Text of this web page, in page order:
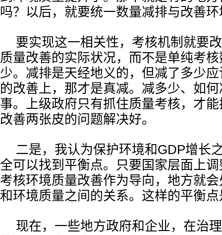
吗？以后，就要统一数量减排与改善
要实现这一相关性，考核机制就要
质量改善的实际状况，而不是单纯考
少。减排是天经地义的，但减了多少
的改善上，那才是真减。减多少、如
事。上级政府只有抓住质量考核，才
改善两张皮的问题解决好。
二是，我认为保护环境和GDP增长
全可以找到平衡点。只要国家层面上
考核环境质量改善作为导向，地方就
和环境质量之间的关系。这样的平衡
现在，一些地方政府和企业，在治